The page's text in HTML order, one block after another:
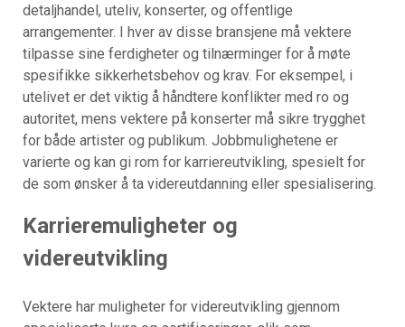
detaljhandel, uteliv, konserter, og offentlige
arrangementer. I hver av disse bransjene må vektere
tilpasse sine ferdigheter og tilnærminger for å møte
spesifikke sikkerhetsbehov og krav. For eksempel, i
utelivet er det viktig å håndtere konflikter med ro og
autoritet, mens vektere på konserter må sikre trygghet
for både artister og publikum. Jobbmulighetene er
varierte og kan gi rom for karriereutvikling, spesielt for
de som ønsker å ta videreutdanning eller spesialisering.
Karrieremuligheter og
videreutvikling
Vektere har muligheter for videreutvikling gjennom